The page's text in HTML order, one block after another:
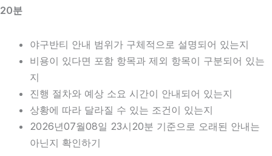
20분
야구반티 안내 범위가 구체적으로 설명되어 있는지
비용이 있다면 포함 항목과 제외 항목이 구분되어 있는
지
진행 절차와 예상 소요 시간이 안내되어 있는지
상황에 따라 달라질 수 있는 조건이 있는지
2026년07월08일 23시20분 기준으로 오래된 안내는
아닌지 확인하기